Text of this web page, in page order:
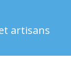
artisans